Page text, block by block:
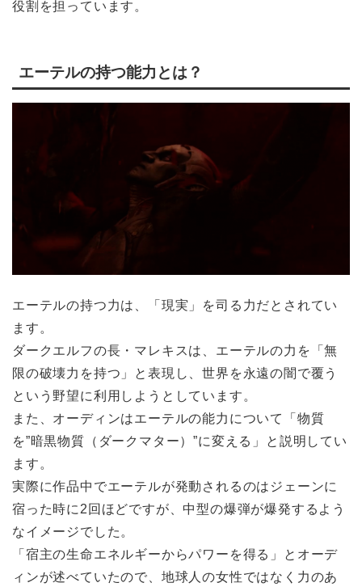
役割を担っています。
エーテルの持つ能力とは？
エーテルの持つ力は、「現実」を司る力だとされてい
ます。
ダークエルフの長・マレキスは、エーテルの力を「無
限の破壊力を持つ」と表現し、世界を永遠の闇で覆う
という野望に利用しようとしています。
また、オーディンはエーテルの能力について「物質
を”暗黒物質（ダークマター）”に変える」と説明してい
ます。
実際に作品中でエーテルが発動されるのはジェーンに
宿った時に2回ほどですが、中型の爆弾が爆発するよう
なイメージでした。
「宿主の生命エネルギーからパワーを得る」とオーデ
ィンが述べていたので、地球人の女性ではなく力のあ